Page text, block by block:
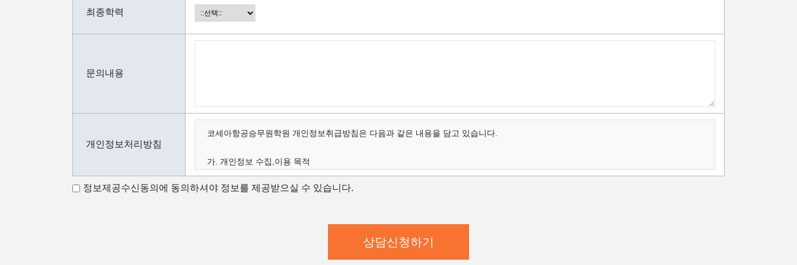
최종학력
문의내용
개인정보처리방침
코세아항공승무원학원 개인정보취급방침은 다음과 같은 내용을 담고 있습니다.
가. 개인정보 수집,이용 목적
나. 수집하는 개인정보의 항목
다. 개인정보의 보유 및 이용 기간
- 홈페이지 내 상담신청(입학문의, 상담신청)
- 과정문의에 대한 학과담당자들의 전화 및 이메일 상담
정보제공수신동의에 동의하셔야 정보를 제공받으실 수 있습니다.